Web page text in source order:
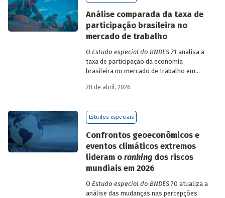
Análise comparada da taxa de
participação brasileira no
mercado de trabalho
O Estudo especial do BNDES 71 analisa a
taxa de participação da economia
brasileira no mercado de trabalho em
países de diferentes continentes e
28 de abril, 2026
Estudos especiais
Confrontos geoeconômicos e
eventos climáticos extremos
lideram o ranking dos riscos
mundiais em 2026
O Estudo especial do BNDES70 atualiza a
análise das mudanças nas percepções